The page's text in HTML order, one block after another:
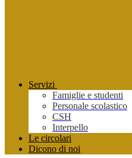
Servizi
Famiglie e studenti
Personale scolastico
CSH
Interpello
Le circolari
Dicono di noi